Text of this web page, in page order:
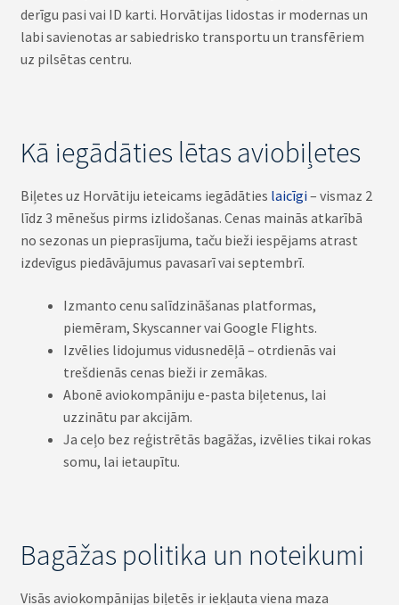
derīgu pasi vai ID karti. Horvātijas lidostas ir modernas un
labi savienotas ar sabiedrisko transportu un transfēriem
uz pilsētas centru.
Kā iegādāties lētas aviobiļetes
Biļetes uz Horvātiju ieteicams iegādāties laicīgi – vismaz 2
līdz 3 mēnešus pirms izlidošanas. Cenas mainās atkarībā
no sezonas un pieprasījuma, taču bieži iespējams atrast
izdevīgus piedāvājumus pavasarī vai septembrī.
Izmanto cenu salīdzināšanas platformas,
piemēram, Skyscanner vai Google Flights.
Izvēlies lidojumus vidusnedēļā – otrdienās vai
trešdienās cenas bieži ir zemākas.
Abonē aviokompāniju e-pasta biļetenus, lai
uzzinātu par akcijām.
Ja ceļo bez reģistrētās bagāžas, izvēlies tikai rokas
somu, lai ietaupītu.
Bagāžas politika un noteikumi
Visās aviokompānijas biļetēs ir iekļauta viena maza